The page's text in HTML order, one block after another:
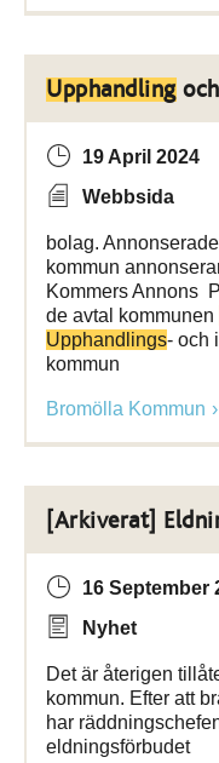
Upphandling
19 April 2024
Webbsida
bolag. Annonserade
kommun
Kommers Annons
de avtal kommunen
Upphandlings- och
kommun
Bromölla Kommun
[Arkiverat]
16 September
Nyhet
Det är återigen
kommun. Efter att
har
eldningsförbudet